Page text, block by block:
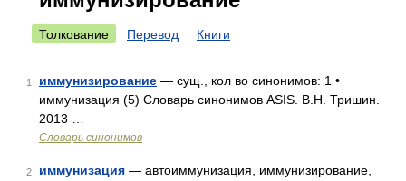
Толкование Перевод Книги
1 иммунизирование — сущ., кол во синонимов: 1 •
иммунизация (5) Словарь синонимов ASIS. В.Н. Тришин.
2013 …
Словарь синонимов
2 иммунизация — автоиммунизация, иммунизирование,